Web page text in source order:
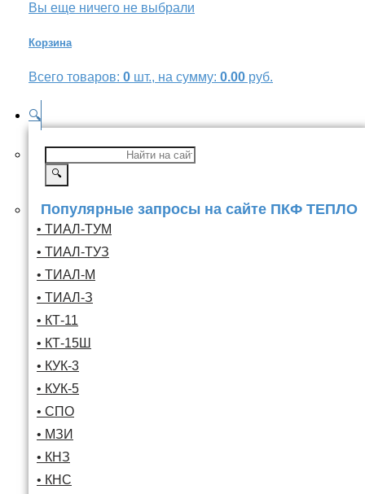
Вы еще ничего не выбрали
Корзина
Всего товаров: 0 шт., на сумму: 0.00 руб.
🔍
🔍
Популярные запросы на сайте ПКФ ТЕПЛО
• ТИАЛ-ТУМ
• ТИАЛ-ТУЗ
• ТИАЛ-М
• ТИАЛ-З
• КТ-11
• КТ-15Ш
• КУК-3
• КУК-5
• СПО
• МЗИ
• КНЗ
• КНС